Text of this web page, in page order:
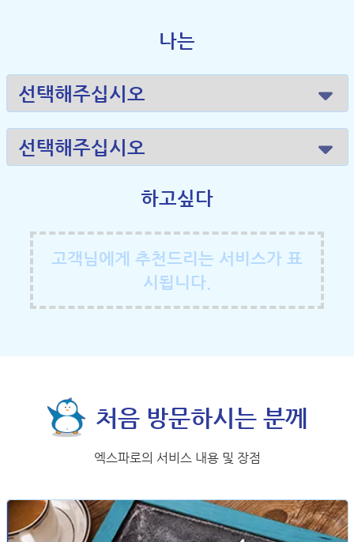
나는
하고싶다
고객님에게 추천드리는 서비스가 표
시됩니다.
처음 방문하시는 분께
엑스파로의 서비스 내용 및 장점